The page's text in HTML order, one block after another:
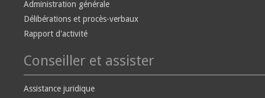
Administration générale
Délibérations et procès-verbaux
Rapport d'activité
Conseiller et assister
Assistance juridique